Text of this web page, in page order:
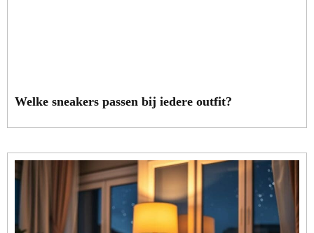
Welke sneakers passen bij iedere outfit?